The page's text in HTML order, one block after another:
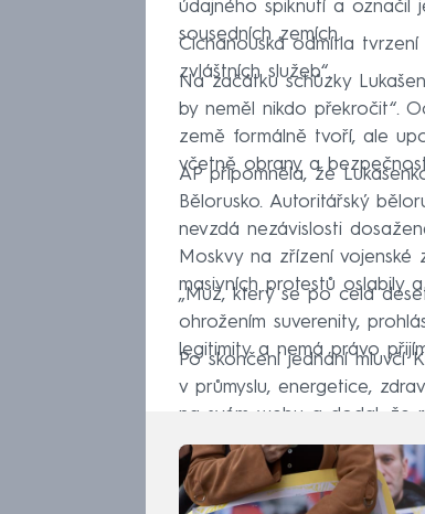
údajného spiknutí a označil
sousedních zemích.
Cichanouská odmítla
zvláštních služeb“.
Na začátku schůzky
by neměl nikdo překročit“.
země formálně tvoří, ale
včetně obrany a
AP připomněla, že
Bělorusko. Autoritářský
nevzdá nezávislosti
Moskvy na zřízení vojenské
masivních protestů oslabily
„Muž, který se po celá
ohrožením suverenity,
legitimity a nemá právo
Po skončení jednání mluvčí
v průmyslu, energetice,
na svém webu a dodal, že